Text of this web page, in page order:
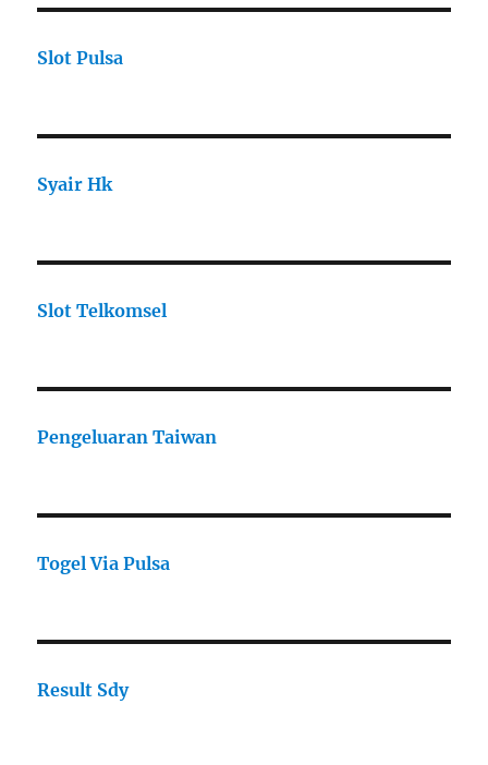
Slot Pulsa
Syair Hk
Slot Telkomsel
Pengeluaran Taiwan
Togel Via Pulsa
Result Sdy